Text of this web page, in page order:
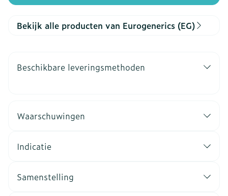
Bekijk alle producten van Eurogenerics (EG)
Beschikbare leveringsmethoden
Waarschuwingen
Indicatie
Samenstelling